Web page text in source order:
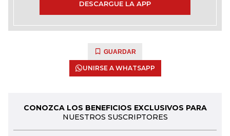
DESCARGUE LA APP
GUARDAR
UNIRSE A WHATSAPP
CONOZCA LOS BENEFICIOS EXCLUSIVOS PARA
NUESTROS SUSCRIPTORES